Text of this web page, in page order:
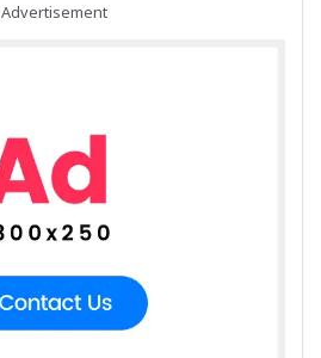
Advertisement